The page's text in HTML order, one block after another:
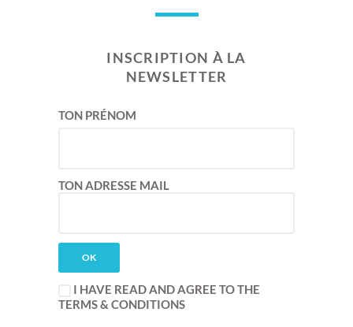
INSCRIPTION À LA
NEWSLETTER
TON PRÉNOM
TON ADRESSE MAIL
I HAVE READ AND AGREE TO THE
TERMS & CONDITIONS